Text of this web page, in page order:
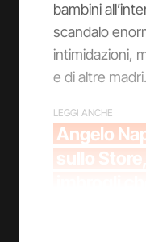
bambini
scandalo
intimidazioni,
e di altre madri.
LEGGI ANCHE
Angelo
sullo